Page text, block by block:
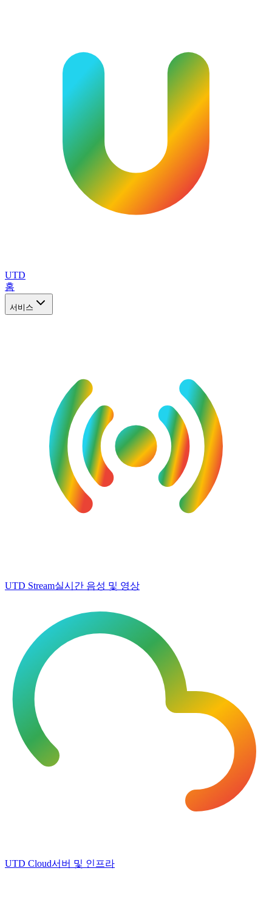
UTD
홈
서비스
UTD Stream실시간 음성 및 영상
UTD Cloud서버 및 인프라